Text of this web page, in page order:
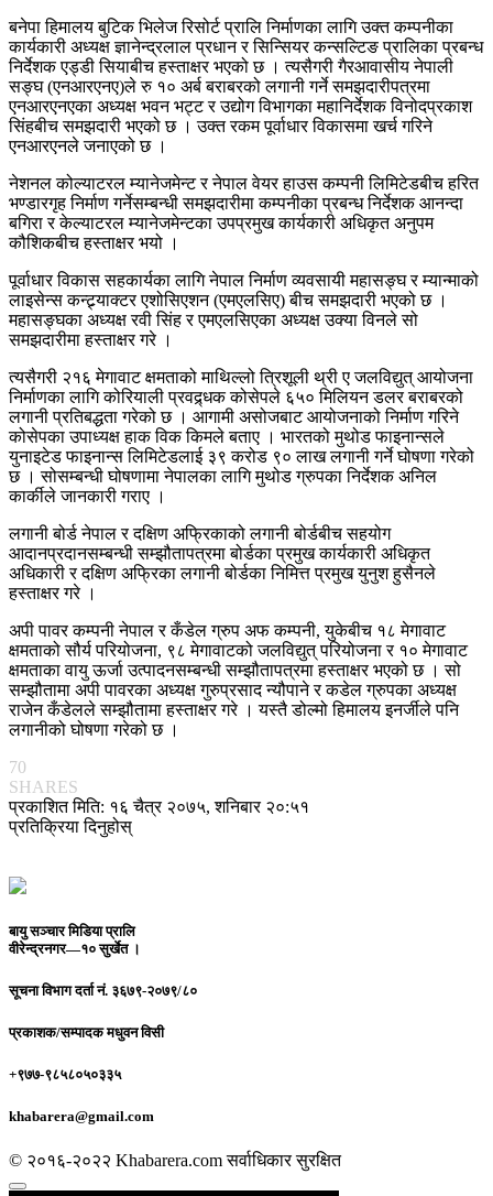
बनेपा हिमालय बुटिक भिलेज रिसोर्ट प्रालि निर्माणका लागि उक्त कम्पनीका
कार्यकारी अध्यक्ष ज्ञानेन्द्रलाल प्रधान र सिन्सियर कन्सल्टिङ प्रालिका प्रबन्ध
निर्देशक एड्डी सियाबीच हस्ताक्षर भएको छ । त्यसैगरी गैरआवासीय नेपाली
सङ्घ (एनआरएनए)ले रु १० अर्ब बराबरको लगानी गर्ने समझदारीपत्रमा
एनआरएनएका अध्यक्ष भवन भट्ट र उद्योग विभागका महानिर्देशक विनोदप्रकाश
सिंहबीच समझदारी भएको छ । उक्त रकम पूर्वाधार विकासमा खर्च गरिने
एनआरएनले जनाएको छ ।
नेशनल कोल्याटरल म्यानेजमेन्ट र नेपाल वेयर हाउस कम्पनी लिमिटेडबीच हरित
भण्डारगृह निर्माण गर्नेसम्बन्धी समझदारीमा कम्पनीका प्रबन्ध निर्देशक आनन्दा
बगिरा र केल्याटरल म्यानेजमेन्टका उपप्रमुख कार्यकारी अधिकृत अनुपम
कौशिकबीच हस्ताक्षर भयो ।
पूर्वाधार विकास सहकार्यका लागि नेपाल निर्माण व्यवसायी महासङ्घ र म्यान्माको
लाइसेन्स कन्ट्र्याक्टर एशोसिएशन (एमएलसिए) बीच समझदारी भएको छ ।
महासङ्घका अध्यक्ष रवी सिंह र एमएलसिएका अध्यक्ष उक्या विनले सो
समझदारीमा हस्ताक्षर गरे ।
त्यसैगरी २१६ मेगावाट क्षमताको माथिल्लो त्रिशूली थ्री ए जलविद्युत् आयोजना
निर्माणका लागि कोरियाली प्रवद्र्धक कोसेपले ६५० मिलियन डलर बराबरको
लगानी प्रतिबद्धता गरेको छ । आगामी असोजबाट आयोजनाको निर्माण गरिने
कोसेपका उपाध्यक्ष हाक विक किमले बताए । भारतको मुथोड फाइनान्सले
युनाइटेड फाइनान्स लिमिटेडलाई ३९ करोड ९० लाख लगानी गर्ने घोषणा गरेको
छ । सोसम्बन्धी घोषणामा नेपालका लागि मुथोड ग्रुपका निर्देशक अनिल
कार्कीले जानकारी गराए ।
लगानी बोर्ड नेपाल र दक्षिण अफ्रिकाको लगानी बोर्डबीच सहयोग
आदानप्रदानसम्बन्धी सम्झौतापत्रमा बोर्डका प्रमुख कार्यकारी अधिकृत
अधिकारी र दक्षिण अफ्रिका लगानी बोर्डका निमित्त प्रमुख युनुश हुसैनले
हस्ताक्षर गरे ।
अपी पावर कम्पनी नेपाल र कँडेल ग्रुप अफ कम्पनी, युकेबीच १८ मेगावाट
क्षमताको सौर्य परियोजना, ९८ मेगावाटको जलविद्युत् परियोजना र १० मेगावाट
क्षमताका वायु ऊर्जा उत्पादनसम्बन्धी सम्झौतापत्रमा हस्ताक्षर भएको छ । सो
सम्झौतामा अपी पावरका अध्यक्ष गुरुप्रसाद न्यौपाने र कडेल ग्रुपका अध्यक्ष
राजेन कँडेलले सम्झौतामा हस्ताक्षर गरे । यस्तै डोल्मो हिमालय इनर्जीले पनि
लगानीको घोषणा गरेको छ ।
70
SHARES
प्रकाशित मिति: १६ चैत्र २०७५, शनिबार २०:५१
प्रतिक्रिया दिनुहोस्
बायु सञ्चार मिडिया प्रालि
वीरेन्द्रनगर—१० सुर्खेत ।
सूचना विभाग दर्ता नं. ३६७९-२०७९/८०
प्रकाशक/सम्पादकमधुवन विसी
+९७७-९८५८०५०३३५
khabarera@gmail.com
© २०१६-२०२२ Khabarera.com सर्वाधिकार सुरक्षित